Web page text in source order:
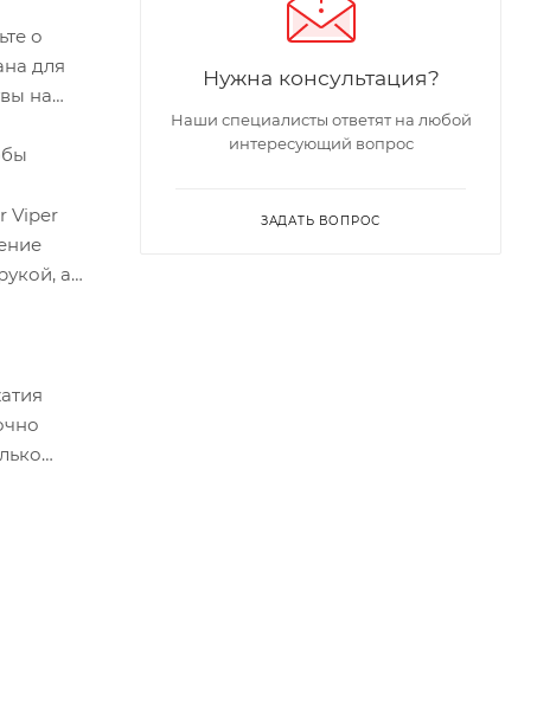
о
для
на
Viper
а
Нужна консультация?
Наши специалисты ответят на любой
интересующий вопрос
ЗАДАТЬ ВОПРОС